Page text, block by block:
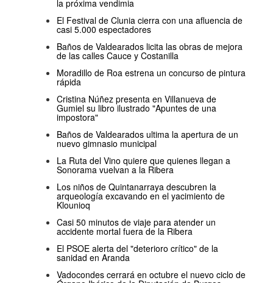
la próxima vendimia
El Festival de Clunia cierra con una afluencia de
casi 5.000 espectadores
Baños de Valdearados licita las obras de mejora
de las calles Cauce y Costanilla
Moradillo de Roa estrena un concurso de pintura
rápida
Cristina Núñez presenta en Villanueva de
Gumiel su libro ilustrado "Apuntes de una
impostora"
Baños de Valdearados ultima la apertura de un
nuevo gimnasio municipal
La Ruta del Vino quiere que quienes llegan a
Sonorama vuelvan a la Ribera
Los niños de Quintanarraya descubren la
arqueología excavando en el yacimiento de
Klounioq
Casi 50 minutos de viaje para atender un
accidente mortal fuera de la Ribera
El PSOE alerta del "deterioro crítico" de la
sanidad en Aranda
Vadocondes cerrará en octubre el nuevo ciclo de